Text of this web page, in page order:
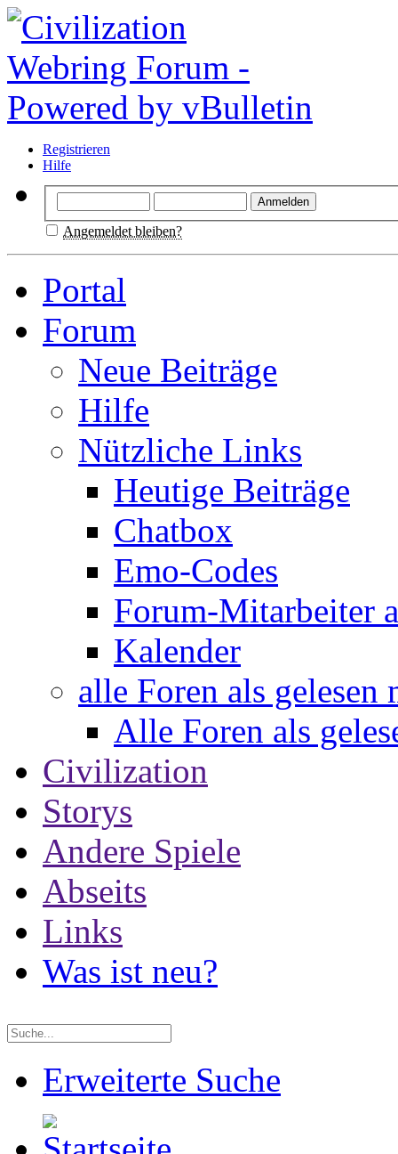
Registrieren
Hilfe
Angemeldet bleiben?
Portal
Forum
Neue Beiträge
Hilfe
Nützliche Links
Heutige Beiträge
Chatbox
Emo-Codes
Forum-Mitarbeiter
Kalender
alle Foren als gelesen
Alle Foren als
Civilization
Storys
Andere Spiele
Abseits
Links
Was ist neu?
Erweiterte Suche